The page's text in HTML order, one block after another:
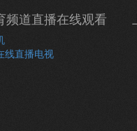
频道直播在线观看
线直播电视